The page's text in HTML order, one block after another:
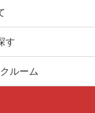
す
ルーム